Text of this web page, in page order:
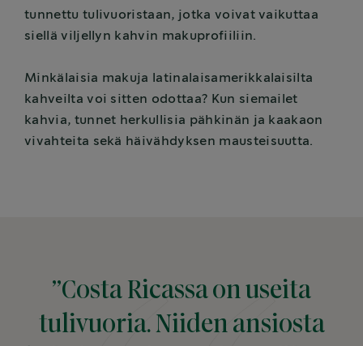
tunnettu tulivuoristaan, jotka voivat vaikuttaa
siellä viljellyn kahvin makuprofiiliin.
Minkälaisia makuja latinalaisamerikkalaisilta
kahveilta voi sitten odottaa? Kun siemailet
kahvia, tunnet herkullisia pähkinän ja kaakaon
vivahteita sekä häivähdyksen mausteisuutta.
”Costa Ricassa on useita
tulivuoria. Niiden ansiosta